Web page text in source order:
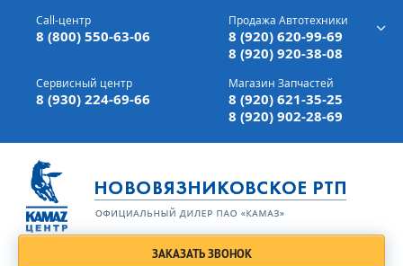
г. Вязники,ул. Механизаторов, д 90
Доставка а/м,по всей России
Call-центр
8 (800) 550-63-06
Продажа Автотехники
8 (920) 620-99-69
8 (920) 920-38-08
Сервисный центр
8 (930) 224-69-66
Магазин Запчастей
8 (920) 621-35-25
8 (920) 902-28-69
ЗАКАЗАТЬ ЗВОНОК